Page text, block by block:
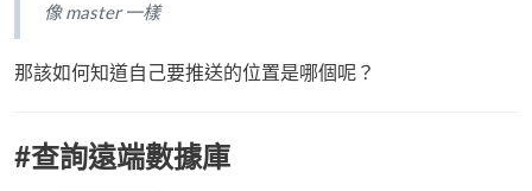
像 master 一樣
那該如何知道自己要推送的位置是哪個呢？
#查詢遠端數據庫